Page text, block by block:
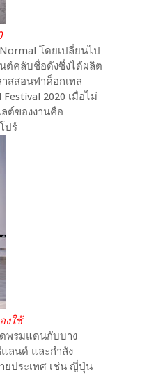
โดยเปลี่ยนไป
ต์คลับชื่อดังซึ่งได้ผลิต
สสอนทำค็อกเทล
2020 เมื่อไม่
ต์ของงานคือ
ปร์
งใช้
ดพรมแดนกับบาง
ลนด์ และกำลัง
ยประเทศ เช่น ญี่ปุ่น